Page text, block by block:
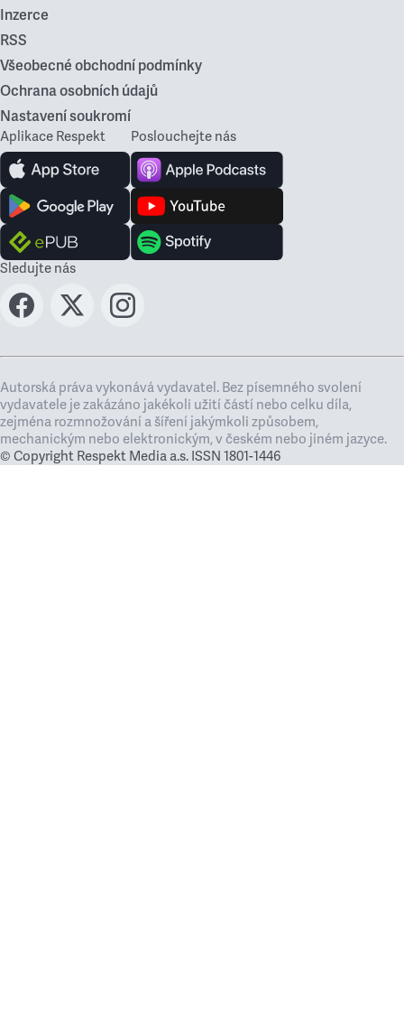
Inzerce
RSS
Všeobecné obchodní podmínky
Ochrana osobních údajů
Nastavení soukromí
Aplikace Respekt Poslouchejte nás
Sledujte nás
Autorská práva vykonává vydavatel. Bez písemného svolení
vydavatele je zakázáno jakékoli užití částí nebo celku díla,
zejména rozmnožování a šíření jakýmkoli způsobem,
mechanickým nebo elektronickým, v českém nebo jiném jazyce.
© Copyright Respekt Media a.s. ISSN 1801-1446